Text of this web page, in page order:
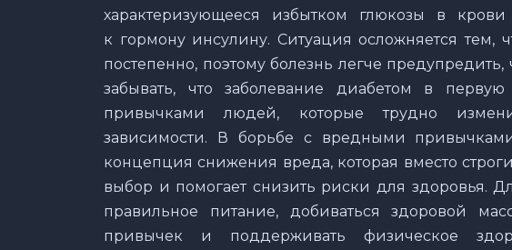
характеризующееся избытком глюкозы в крови
к гормону инсулину. Ситуация осложняется тем,
постепенно, поэтому болезнь легче
забывать, что заболевание диабетом в
привычками людей, которые трудно
зависимости. В борьбе с вредными
концепция снижения вреда, которая вместо
выбор и помогает снизить риски для здоровья.
правильное питание, добиваться здоровой
привычек и поддерживать физическое